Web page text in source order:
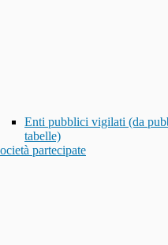
Enti pubblici vigilati (da
tabelle)
partecipate